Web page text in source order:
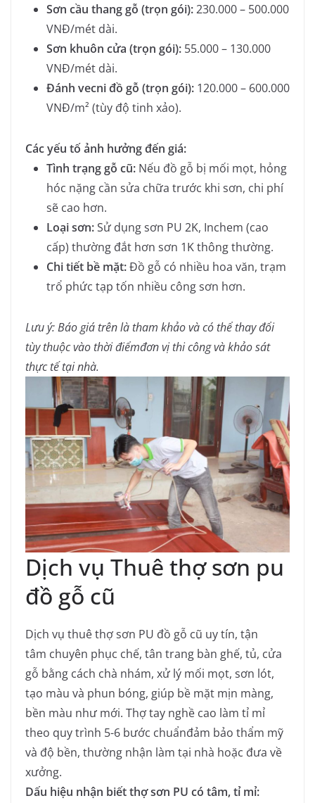
Sơn cầu thang gỗ (trọn gói):230.000 – 500.000
VNĐ/mét dài.
Sơn khuôn cửa (trọn gói): 55.000 – 130.000
VNĐ/mét dài.
Đánh vecni đồ gỗ (trọn gói): 120.000 – 600.000
VNĐ/m² (tùy độ tinh xảo).
Các yếu tố ảnh hưởng đến giá:
Tình trạng gỗ cũ: Nếu đồ gỗ bị mối mọt, hỏng
hóc nặng cần sửa chữa trước khi sơn, chi phí
sẽ cao hơn.
Loại sơn:Sử dụng sơn PU 2K, Inchem (cao
cấp) thường đắt hơn sơn 1K thông thường.
Chi tiết bề mặt:Đồ gỗ có nhiều hoa văn, trạm
trổ phức tạp tốn nhiều công sơn hơn.
Lưu ý: Báo giá trên là tham khảo và có thể thay đổi
tùy thuộc vào thời điểmđơn vị thi công và khảo sát
thực tế tại nhà.
Dịch vụ Thuê thợ sơn pu
đồ gỗ cũ
Dịch vụ thuê thợ sơn PU đồ gỗ cũ uy tín, tận
tâm chuyên phục chế, tân trang bàn ghế, tủ, cửa
gỗ bằng cách chà nhám, xử lý mối mọt, sơn lót,
tạo màu và phun bóng, giúp bề mặt mịn màng,
bền màu như mới. Thợ tay nghề cao làm tỉ mỉ
theo quy trình 5-6 bước chuẩnđảm bảo thẩm mỹ
và độ bền, thường nhận làm tại nhà hoặc đưa về
xưởng.
Dấu hiệu nhận biết thợ sơn PU có tâm, tỉ mỉ: